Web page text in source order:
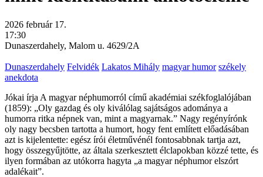
2026 február 17.
17:30
Dunaszerdahely, Malom u. 4629/2A
Dunaszerdahely Felvidék Lakatos Mihály magyar humor székely
anekdota
Jókai írja A magyar néphumorról című akadémiai székfoglalójában
(1859): „Oly gazdag és oly kiválólag sajátságos adománya a
humorra ritka népnek van, mint a magyarnak.” Nagy regényírónk
oly nagy becsben tartotta a humort, hogy fent említett előadásában
azt is kijelentette: egész írói életművénél fontosabbnak tartja azt,
hogy összegyűjtötte, az általa szerkesztett élclapokban közzé tette, és
ilyen formában az utókorra hagyta „a magyar néphumor elszórt
adalékait”.